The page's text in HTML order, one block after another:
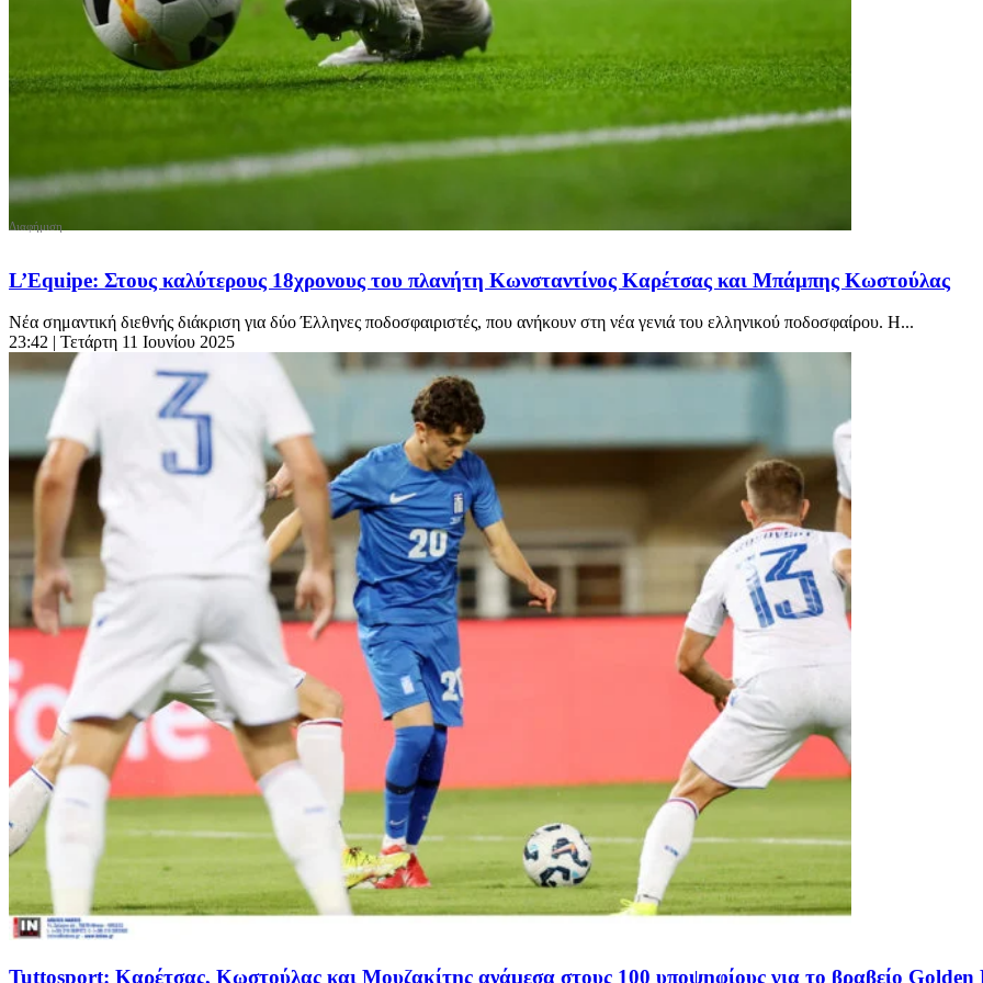
L’Equipe: Στους καλύτερους 18χρονους του πλανήτη Κωνσταντίνος Καρέτσας και Μπάμπης Κωστούλας
Νέα σημαντική διεθνής διάκριση για δύο Έλληνες ποδοσφαιριστές, που ανήκουν στη νέα γενιά του ελληνικού ποδοσφαίρου. Η...
23:42 | Τετάρτη 11 Ιουνίου 2025
Tuttosport: Καρέτσας, Κωστούλας και Μουζακίτης ανάμεσα στους 100 υποψηφίους για το βραβείο Golden